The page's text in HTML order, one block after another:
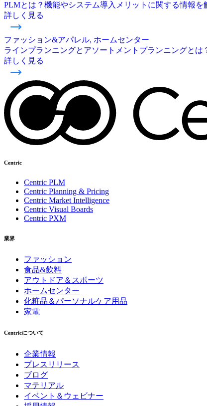
PLMとは？機能やシステム導入メリットに関する情報を
詳しく見る
ファッション&アパレル, ホームセンター
ラインプランニングとアソートメントプランニングとは
詳しく見る
Centric
Centric PLM
Centric Planning & Pricing
Centric Market Intelligence
Centric Visual Boards
Centric PXM
業界
ファッション
食品&飲料
アウトドア＆スポーツ
ホームセンター
化粧品＆パーソナルケア用品
家電
Centricについて
企業情報
プレスリリース
ブログ
マテリアル
イベント＆ウェビナー